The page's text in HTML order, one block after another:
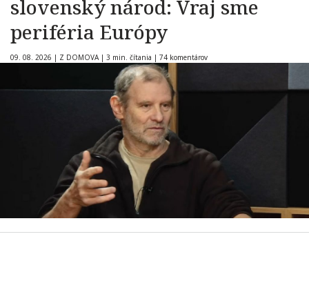
slovenský národ: Vraj sme
periféria Európy
09. 08. 2026 | Z DOMOVA | 3 min. čítania | 74 komentárov